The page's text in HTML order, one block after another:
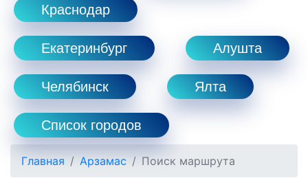
Краснодар
Екатеринбург Алушта
Челябинск Ялта
Список городов
Главная Арзамас Поиск маршрута